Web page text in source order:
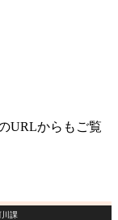
URLからもご覧
課